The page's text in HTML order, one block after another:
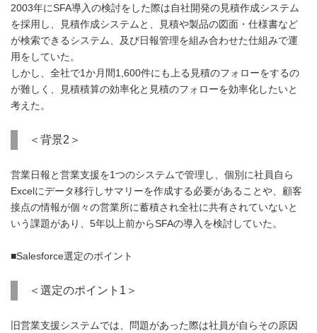
2003年にSFA導入の検討をした際は自社開発の見積作成システム
を採用し、見積作成システムと、見積や製品の図面・仕様書など
が検索できるシステム、及び日報管理を組み合わせた仕組みで運
用をしていた。
しかし、全社で1か月間1,600件にも上る見積のフォローをするの
が難しく、見積積算の効率化と見積のフォローを効率化したいと
考えた。
＜背景2＞
営業日報と営業支援を1つのシステムで管理し、個別に社員自ら
Excelにデータ移行しサマリーを作成する必要があることや、顧客
接点の情報が個々の営業所に蓄積され全社に共有されていないと
いう課題があり、5年以上前からSFAの導入を検討していた。
■Salesforce選定のポイント
＜選定のポイント1＞
旧営業支援システムでは、問題があった際は社員が自らその原因